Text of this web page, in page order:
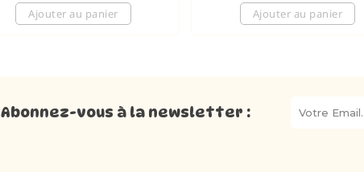
Ajouter au panier Ajouter au panier
Abonnez-vous à la newsletter :